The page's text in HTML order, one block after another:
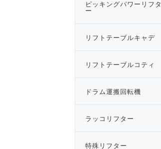
ピッキングパワーリフタ
ー
リフトテーブルキャデ
リフトテーブルコティ
ドラム運搬回転機
ラッコリフター
特殊リフター